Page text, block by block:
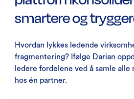
smartere og
Hvordan lykkes ledende
fragmentering? Ifølge Darian
ledere fordelene ved å samle
hos én partner.